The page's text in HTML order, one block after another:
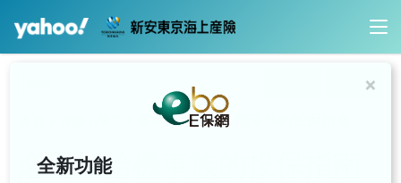
影音搜尋
機車 >必看～給機車族的投保指南
必看～給機車族的投保指南
×
全新功能